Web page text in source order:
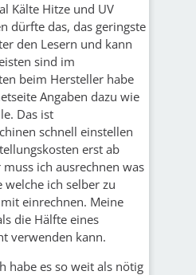
Kälte Hitze und UV
dürfte das, das geringste
den Lesern und kann
sind im
beim Hersteller habe
Angaben dazu wie
Das ist
schnell einstellen
erst ab
ich ausrechnen was
ich selber zu
einrechnen. Meine
die Hälfte eines
verwenden kann.
habe es so weit als nötig